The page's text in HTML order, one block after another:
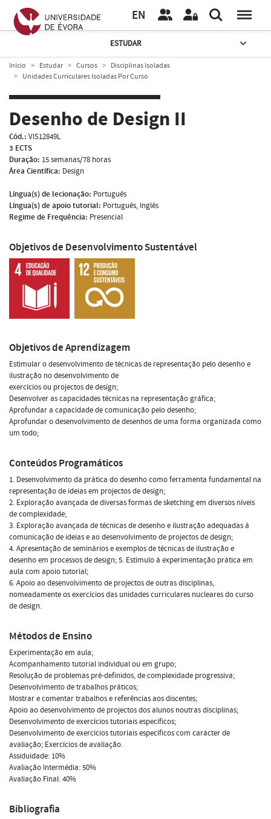
EN
ESTUDAR
Início Estudar Cursos
Disciplinas Isoladas
Unidades Curriculares Isoladas Por Curso
Desenho de Design II
Cód.: VIS12849L
3 ECTS
Duração: 15 semanas/78 horas
Área Científica: Design
Língua(s) de lecionação: Português
Língua(s) de apoio tutorial: Português, Inglês
Regime de Frequência: Presencial
Objetivos de Desenvolvimento Sustentável
Objetivos de Aprendizagem
Estimular o desenvolvimento de técnicas de representação pelo desenho e
ilustração no desenvolvimento de
exercícios ou projectos de design;
Desenvolver as capacidades técnicas na representação gráfica;
Aprofundar a capacidade de comunicação pelo desenho;
Aprofundar o desenvolvimento de desenhos de uma forma organizada como
um todo;
Conteúdos Programáticos
1. Desenvolvimento da prática do desenho como ferramenta fundamental na
representação de ideias em projectos de design;
2. Exploração avançada de diversas formas de sketching em diversos níveis
de complexidade;
3. Exploração avançada de técnicas de desenho e ilustração adequadas à
comunicação de ideias e ao desenvolvimento de projectos de design;
4. Apresentação de seminários e exemplos de técnicas de ilustração e
desenho em processos de design; 5. Estimulo à experimentação prática em
aula com apoio tutorial;
6. Apoio ao desenvolvimento de projectos de outras disciplinas,
nomeadamente os exercícios das unidades curriculares nucleares do curso
de design.
Métodos de Ensino
Experimentação em aula;
Acompanhamento tutorial individual ou em grupo;
Resolução de problemas pré-definidos, de complexidade progressiva;
Desenvolvimento de trabalhos práticos;
Mostrar e comentar trabalhos e referências aos discentes;
Apoio ao desenvolvimento de projectos dos alunos noutras disciplinas;
Desenvolvimento de exercícios tutoriais específicos;
Desenvolvimento de exercícios tutoriais específicos com carácter de
avaliação; Exercícios de avaliação.
Assiduidade: 10%
Avaliação Intermédia: 50%
Avaliação Final: 40%
Bibliografia